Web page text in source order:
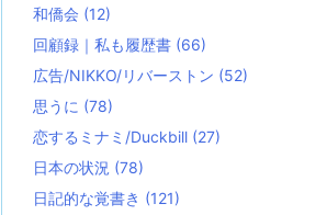
和僑会 (12)
回顧録｜私も履歴書 (66)
広告/NIKKO/リバーストン (52)
思うに (78)
恋するミナミ/Duckbill (27)
日本の状況 (78)
日記的な覚書き (121)